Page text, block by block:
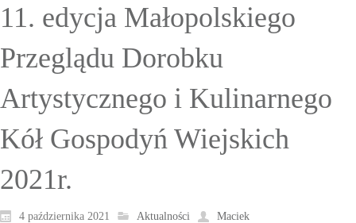
11. edycja Małopolskiego
Przeglądu Dorobku
Artystycznego i Kulinarnego
Kół Gospodyń Wiejskich
2021r.
4 października 2021 Aktualności Maciek